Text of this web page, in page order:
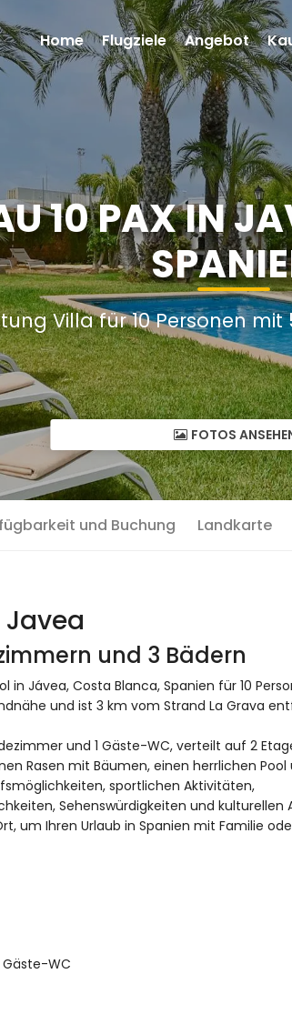
10 PAX IN
Villa für 10 Personen
FOTOS
und Buchung Landkarte
Javea
und 3 Bädern
Jávea, Costa Blanca, Spanien für 10
und ist 3 km vom Strand La Grava
und 1 Gäste-WC, verteilt auf 2
Rasen mit Bäumen, einen herrlichen Pool
sportlichen Aktivitäten,
Sehenswürdigkeiten und kulturellen
um Ihren Urlaub in Spanien mit Familie
WC
Home Flugziele Angebot